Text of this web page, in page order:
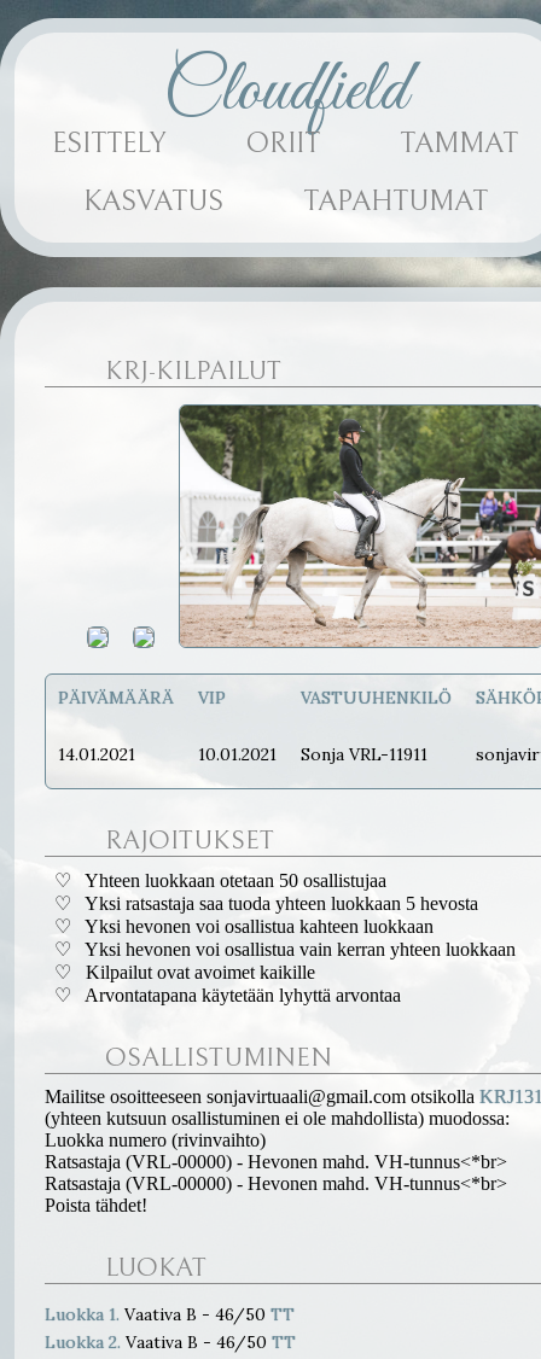
Cloudfield
ESITTELY ORIIT
TAMMAT
KASVATUS
TAPAHTUMAT
KRJ-KILPAILUT
PÄIVÄMÄÄRÄ VIP VASTUUHENKILÖ
14.01.2021 10.01.2021 Sonja VRL-11911
RAJOITUKSET
♡ Yhteen luokkaan otetaan 50 osallistujaa
♡ Yksi ratsastaja saa tuoda yhteen luokkaan 5 hevosta
♡ Yksi hevonen voi osallistua kahteen luokkaan
♡ Yksi hevonen voi osallistua vain kerran yhteen luokkaan
♡ Kilpailut ovat avoimet kaikille
♡ Arvontatapana käytetään lyhyttä arvontaa
OSALLISTUMINEN
Mailitse osoitteeseen sonjavirtuaali@gmail.com otsikolla
(yhteen kutsuun osallistuminen ei ole mahdollista) muodossa:
Luokka numero (rivinvaihto)
Ratsastaja (VRL-00000) - Hevonen mahd. VH-tunnus<*br>
Ratsastaja (VRL-00000) - Hevonen mahd. VH-tunnus<*br>
Poista tähdet!
LUOKAT
Luokka 1. Vaativa B - 46/50 TT
Luokka 2. Vaativa B - 46/50 TT